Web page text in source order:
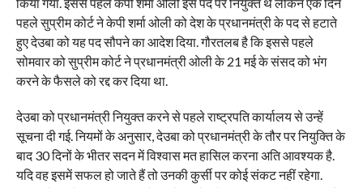
पहले सुप्रीम कोर्ट ने केपी शर्मा ओली को देश के प्रधानमंत्री के पद से हटाते
हुए देउबा को यह पद सौपने का आदेश दिया. गौरतलब है कि इससे पहले
सोमवार को सुप्रीम कोर्ट ने प्रधानमंत्री ओली के 21 मई के संसद को भंग
करने के फैसले को रद्द कर दिया था.
देउबा को प्रधानमंत्री नियुक्त करने से पहले राष्ट्रपति कार्यालय से उन्हें
सूचना दी गई. नियमों के अनुसार, देउबा को प्रधानमंत्री के तौर पर नियुक्ति के
बाद 30 दिनों के भीतर सदन में विश्वास मत हासिल करना अति आवश्यक है.
यदि वह इसमें सफल हो जाते हैं तो उनकी कुर्सी पर कोई संकट नहीं रहेगा.